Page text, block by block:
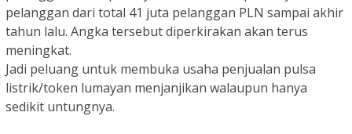
pelanggan dari total 41 juta pelanggan PLN sampai akhir
tahun lalu. Angka tersebut diperkirakan akan terus
meningkat.
Jadi peluang untuk membuka usaha penjualan pulsa
listrik/token lumayan menjanjikan walaupun hanya
sedikit untungnya.